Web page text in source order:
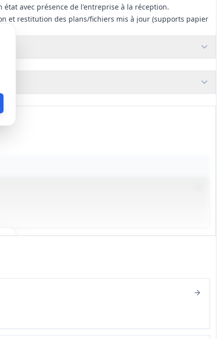
avec présence de l'entreprise à la réception.
et restitution des plans/fichiers mis à jour (supports papier
relevés et adaptation des prestations selon les